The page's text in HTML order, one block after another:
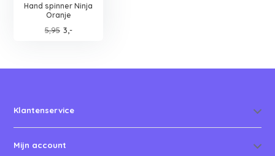
Hand spinner Ninja
Oranje
5,95 3,-
Klantenservice
Mijn account